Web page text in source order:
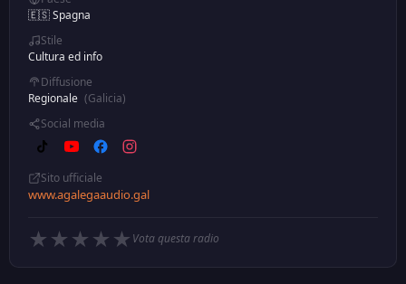
🇪🇸 Spagna
Stile
Cultura ed info
Diffusione
Regionale (Galicia)
Social media
Sito ufficiale
www.agalegaaudio.gal
★ ★ ★ ★ ★ Vota questa radio